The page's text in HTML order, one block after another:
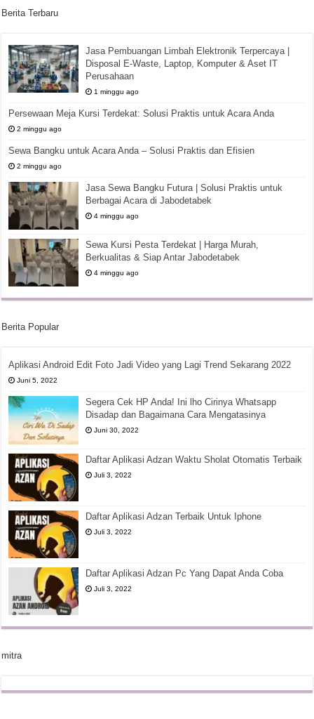
Berita Terbaru
Jasa Pembuangan Limbah Elektronik Terpercaya |
Disposal E-Waste, Laptop, Komputer & Aset IT
Perusahaan
1 minggu ago
Persewaan Meja Kursi Terdekat: Solusi Praktis untuk Acara Anda
2 minggu ago
Sewa Bangku untuk Acara Anda – Solusi Praktis dan Efisien
2 minggu ago
Jasa Sewa Bangku Futura | Solusi Praktis untuk
Berbagai Acara di Jabodetabek
4 minggu ago
Sewa Kursi Pesta Terdekat | Harga Murah,
Berkualitas & Siap Antar Jabodetabek
4 minggu ago
Berita Popular
Aplikasi Android Edit Foto Jadi Video yang Lagi Trend Sekarang 2022
Juni 5, 2022
Segera Cek HP Anda! Ini lho Cirinya Whatsapp
Disadap dan Bagaimana Cara Mengatasinya
Juni 30, 2022
Daftar Aplikasi Adzan Waktu Sholat Otomatis Terbaik
Juli 3, 2022
Daftar Aplikasi Adzan Terbaik Untuk Iphone
Juli 3, 2022
Daftar Aplikasi Adzan Pc Yang Dapat Anda Coba
Juli 3, 2022
mitra